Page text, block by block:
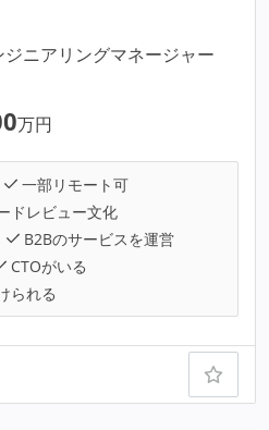
ジニアリングマネージャー
万円
一部リモート可
ドレビュー文化
B2Bのサービスを運営
CTOがいる
られる